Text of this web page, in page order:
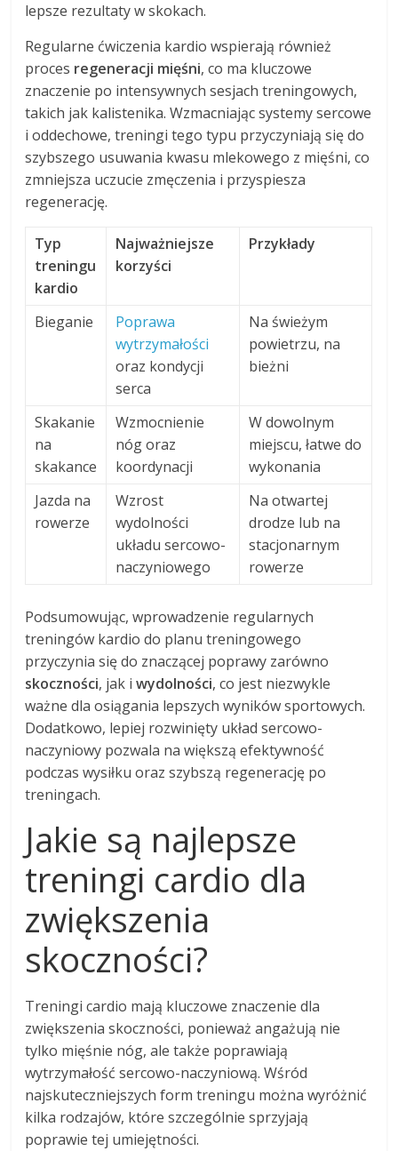
lepsze rezultaty w skokach.
Regularne ćwiczenia kardio wspierają również
proces regeneracji mięśni, co ma kluczowe
znaczenie po intensywnych sesjach treningowych,
takich jak kalistenika. Wzmacniając systemy sercowe
i oddechowe, treningi tego typu przyczyniają się do
szybszego usuwania kwasu mlekowego z mięśni, co
zmniejsza uczucie zmęczenia i przyspiesza
regenerację.
Typ
treningu
kardio
Najważniejsze
korzyści
Przykłady
Bieganie
Poprawa
wytrzymałości
oraz kondycji
serca
Na świeżym
powietrzu, na
bieżni
Skakanie
na
skakance
Wzmocnienie
nóg oraz
koordynacji
W dowolnym
miejscu, łatwe do
wykonania
Jazda na
rowerze
Wzrost
wydolności
układu sercowo-
naczyniowego
Na otwartej
drodze lub na
stacjonarnym
rowerze
Podsumowując, wprowadzenie regularnych
treningów kardio do planu treningowego
przyczynia się do znaczącej poprawy zarówno
skoczności, jak iwydolności, co jest niezwykle
ważne dla osiągania lepszych wyników sportowych.
Dodatkowo, lepiej rozwinięty układ sercowo-
naczyniowy pozwala na większą efektywność
podczas wysiłku oraz szybszą regenerację po
treningach.
Jakie są najlepsze
treningi cardio dla
zwiększenia
skoczności?
Treningi cardio mają kluczowe znaczenie dla
zwiększenia skoczności, ponieważ angażują nie
tylko mięśnie nóg, ale także poprawiają
wytrzymałość sercowo-naczyniową. Wśród
najskuteczniejszych form treningu można wyróżnić
kilka rodzajów, które szczególnie sprzyjają
poprawie tej umiejętności.